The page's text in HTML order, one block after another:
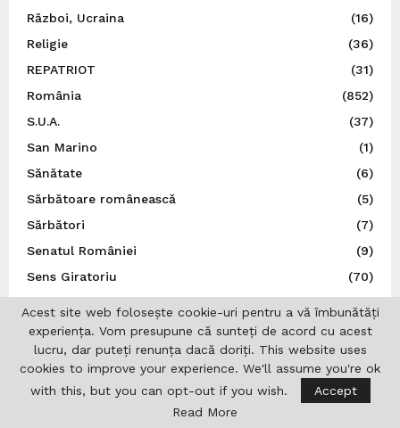
Război, Ucraina
(16)
Religie
(36)
REPATRIOT
(31)
România
(852)
S.U.A.
(37)
San Marino
(1)
Sănătate
(6)
Sărbătoare românească
(5)
Sărbători
(7)
Senatul României
(9)
Sens Giratoriu
(70)
Social
(136)
Spania
(34)
(5)
(22)
Acest site web folosește cookie-uri pentru a vă îmbunătăți
experiența. Vom presupune că sunteți de acord cu acest
lucru, dar puteți renunța dacă doriți. This website uses
cookies to improve your experience. We'll assume you're ok
with this, but you can opt-out if you wish.
Accept
Read More